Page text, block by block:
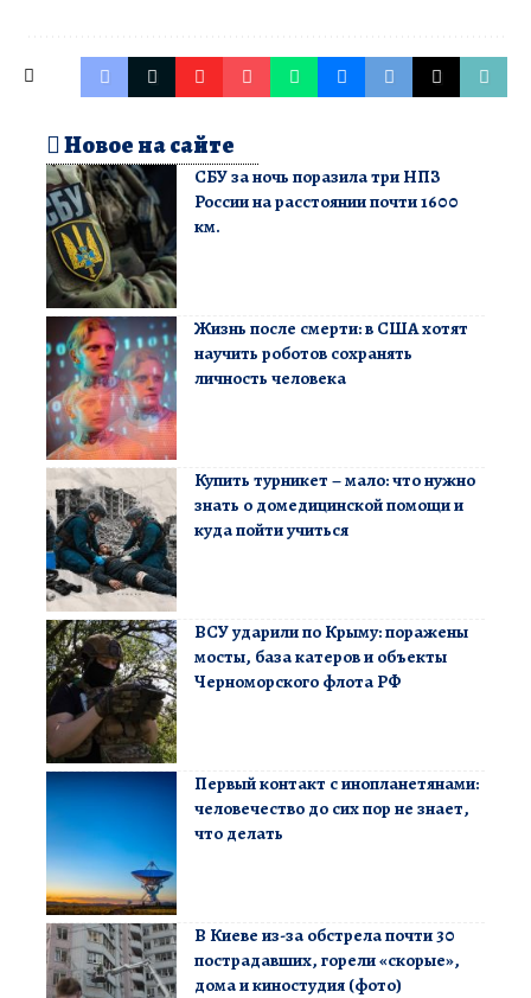
Новое на сайте
СБУ за ночь поразила три НПЗ
России на расстоянии почти 1600
км.
Жизнь после смерти: в США хотят
научить роботов сохранять
личность человека
Купить турникет – мало: что нужно
знать о домедицинской помощи и
куда пойти учиться
ВСУ ударили по Крыму: поражены
мосты, база катеров и объекты
Черноморского флота РФ
Первый контакт с инопланетянами:
человечество до сих пор не знает,
что делать
В Киеве из-за обстрела почти 30
пострадавших, горели «скорые»,
дома и киностудия (фото)